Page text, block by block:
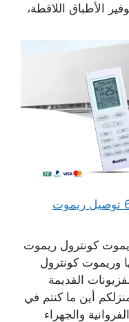
الأطباق اللاقطة،
توصيل ريموت للمنزل 66041166 توصيل ريموت
كونترول ريموت
وريموت كونترول
القديمة
أين ما كنتم في
والجهراء